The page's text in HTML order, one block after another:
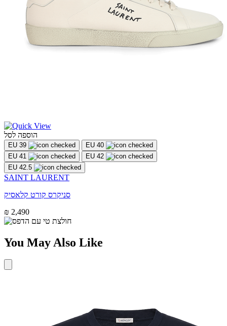
הוספה לסל
EU 39
EU 40
EU 41
EU 42
EU 42.5
SAINT LAURENT
סניקרס קורט קלאסיק
₪ 2,490
You May Also Like